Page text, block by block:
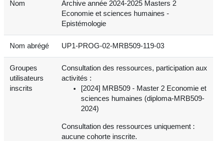
Nom
Archive année 2024-2025 Masters 2
Economie et sciences humaines -
Epistémologie
Nom abrégé UP1-PROG-02-MRB509-119-03
Groupes
utilisateurs
inscrits
Consultation des ressources, participation aux
activités :
[2024] MRB509 - Master 2 Economie et
sciences humaines (diploma-MRB509-
2024)
Consultation des ressources uniquement :
aucune cohorte inscrite.